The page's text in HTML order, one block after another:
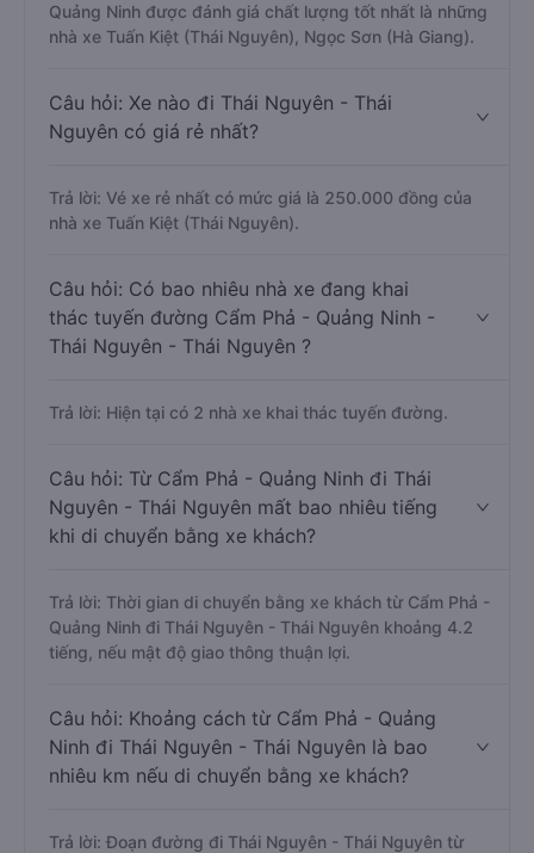
Quảng Ninh được đánh giá chất lượng tốt nhất là những
nhà xe Tuấn Kiệt (Thái Nguyên), Ngọc Sơn (Hà Giang).
Câu hỏi: Xe nào đi Thái Nguyên - Thái
Nguyên có giá rẻ nhất?
Trả lời: Vé xe rẻ nhất có mức giá là 250.000 đồng của
nhà xe Tuấn Kiệt (Thái Nguyên).
Câu hỏi: Có bao nhiêu nhà xe đang khai
thác tuyến đường Cẩm Phả - Quảng Ninh -
Thái Nguyên - Thái Nguyên ?
Trả lời: Hiện tại có 2 nhà xe khai thác tuyến đường.
Câu hỏi: Từ Cẩm Phả - Quảng Ninh đi Thái
Nguyên - Thái Nguyên mất bao nhiêu tiếng
khi di chuyển bằng xe khách?
Trả lời: Thời gian di chuyển bằng xe khách từ Cẩm Phả -
Quảng Ninh đi Thái Nguyên - Thái Nguyên khoảng 4.2
tiếng, nếu mật độ giao thông thuận lợi.
Câu hỏi: Khoảng cách từ Cẩm Phả - Quảng
Ninh đi Thái Nguyên - Thái Nguyên là bao
nhiêu km nếu di chuyển bằng xe khách?
Trả lời: Đoạn đường đi Thái Nguyên - Thái Nguyên từ